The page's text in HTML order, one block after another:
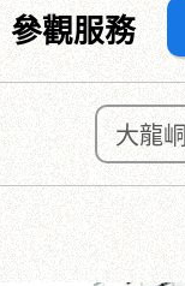
參觀服務
大龍